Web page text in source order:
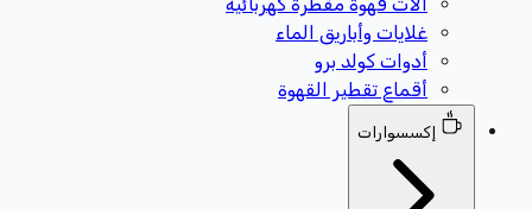
غلايات وأباريق الماء
أدوات كولد برو
أقماع تقطير القهوة
إكسسوارات